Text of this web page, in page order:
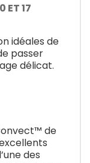
ET 17
idéales de
passer
délicat.
de
des